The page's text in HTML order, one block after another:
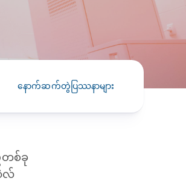
(မယ်လီယွိုက်ဒိုး
ြင်းထန်
HEALTH unveils
Saw Pu Clinic in
advancing
care
is delighted to
the...
‌နောက်ဆက်တွဲပြဿနာများ
စ်ခု
လ်